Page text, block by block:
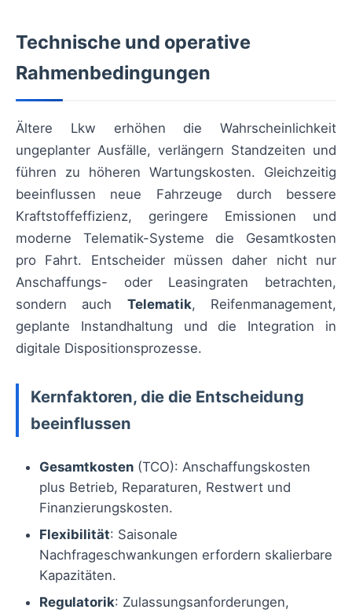
Technische und operative
Rahmenbedingungen
Ältere Lkw erhöhen die Wahrscheinlichkeit
ungeplanter Ausfälle, verlängern Standzeiten und
führen zu höheren Wartungskosten. Gleichzeitig
beeinflussen neue Fahrzeuge durch bessere
Kraftstoffeffizienz, geringere Emissionen und
moderne Telematik-Systeme die Gesamtkosten
pro Fahrt. Entscheider müssen daher nicht nur
Anschaffungs- oder Leasingraten betrachten,
sondern auch Telematik, Reifenmanagement,
geplante Instandhaltung und die Integration in
digitale Dispositionsprozesse.
Kernfaktoren, die die Entscheidung
beeinflussen
Gesamtkosten (TCO): Anschaffungskosten
plus Betrieb, Reparaturen, Restwert und
Finanzierungskosten.
Flexibilität: Saisonale
Nachfrageschwankungen erfordern skalierbare
Kapazitäten.
Regulatorik: Zulassungsanforderungen,